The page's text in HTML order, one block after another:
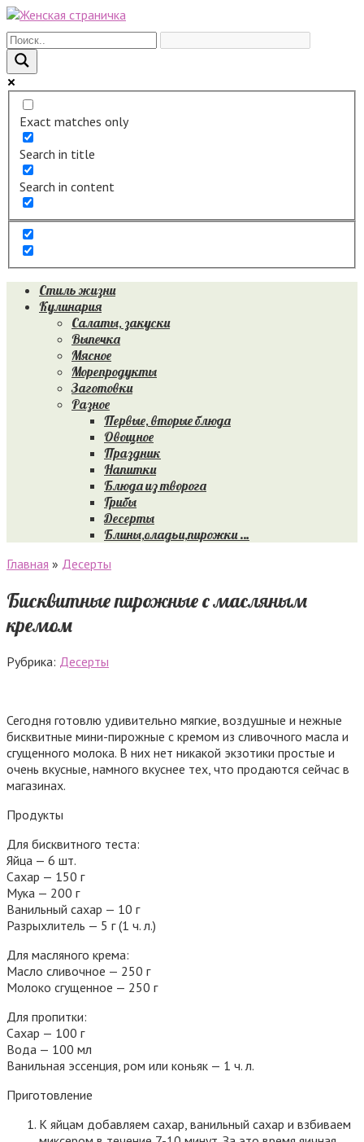
Перейти
к
контенту
Exact matches only
Search in title
Search in content
Стиль жизни
Кулинария
Салаты, закуски
Выпечка
Мясное
Морепродукты
Заготовки
Разное
Первые, вторые блюда
Овощное
Праздник
Напитки
Блюда из творога
Грибы
Десерты
Блины,оладьи,пирожки …
Главная » Десерты
Бисквитные пирожные с масляным
кремом
Рубрика: Десерты
Сегодня готовлю удивительно мягкие, воздушные и нежные
бисквитные мини-пирожные с кремом из сливочного масла и
сгущенного молока. В них нет никакой экзотики простые и
очень вкусные, намного вкуснее тех, что продаются сейчас в
магазинах.
Продукты
Для бисквитного теста:
Яйца — 6 шт.
Сахар — 150 г
Мука — 200 г
Ванильный сахар — 10 г
Разрыхлитель — 5 г (1 ч. л.)
Для масляного крема:
Масло сливочное — 250 г
Молоко сгущенное — 250 г
Для пропитки:
Сахар — 100 г
Вода — 100 мл
Ванильная эссенция, ром или коньяк — 1 ч. л.
Приготовление
К яйцам добавляем сахар, ванильный сахар и взбиваем